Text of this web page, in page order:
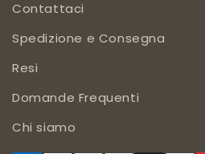
Contattaci
Spedizione e Consegna
Resi
Domande Frequenti
Chi siamo